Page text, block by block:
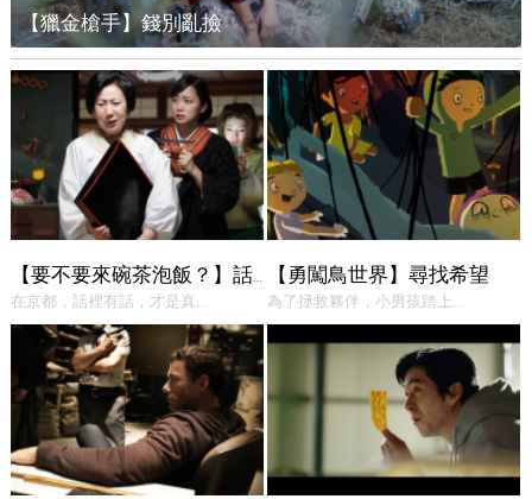
【獵金槍手】錢別亂撿
【要不要來碗茶泡飯？】話中有話
在京都，話裡有話，才是真...
【勇闖鳥世界】尋找希望
為了拯救夥伴，小男孩踏上...